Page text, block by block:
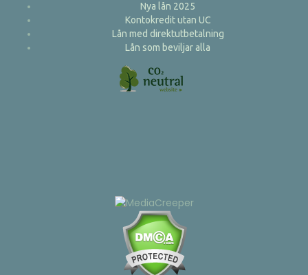
Nya lån 2025
Kontokredit utan UC
Lån med direktutbetalning
Lån som beviljar alla